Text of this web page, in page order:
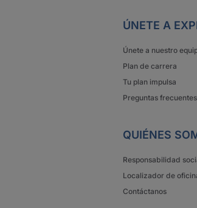
ÚNETE A
Únete a nuestro
Plan de carrera
Tu plan impulsa
Preguntas frecuentes
QUIÉNES
Responsabilidad
Localizador de
Contáctanos